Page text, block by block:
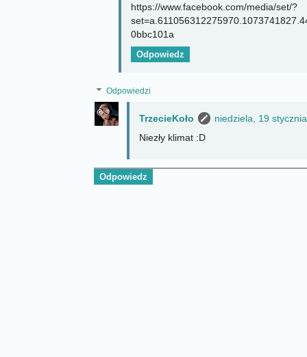
https://www.facebook.com/media/set/?
0bbc101a
Odpowiedz
Odpowiedzi
TrzecieKoło
niedziela, 19
Niezły klimat :D
Odpowiedz